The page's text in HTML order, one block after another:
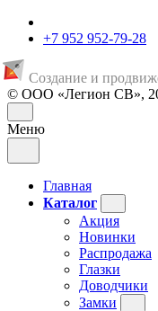
+7 952 952-79-28
Создание и
© ООО «Легион СВ»,
Меню
Главная
Каталог
Акция
Новинки
Распродажа
Глазки
Доводчики
Замки